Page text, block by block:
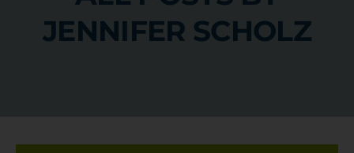
JENNIFER SCHOLZ